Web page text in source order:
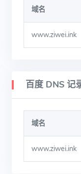
域名
www.ziwei.ink
百度 DNS 记
域名
www.ziwei.ink